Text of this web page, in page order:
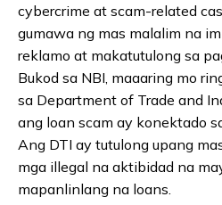
cybercrime at scam-related
gumawa ng mas malalim na
reklamo at makatutulong sa
Bukod sa NBI, maaaring mo
sa Department of Trade and
ang loan scam ay konektado
Ang DTI ay tutulong upang
mga illegal na aktibidad na
mapanlinlang na loans.